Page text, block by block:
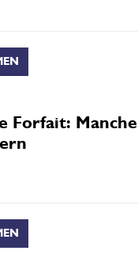
Forfait: Manche